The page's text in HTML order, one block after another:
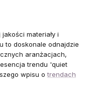
materiały i
to doskonale odnajdzie
aranżacjach,
trendu 'quiet
wpisu otrendach